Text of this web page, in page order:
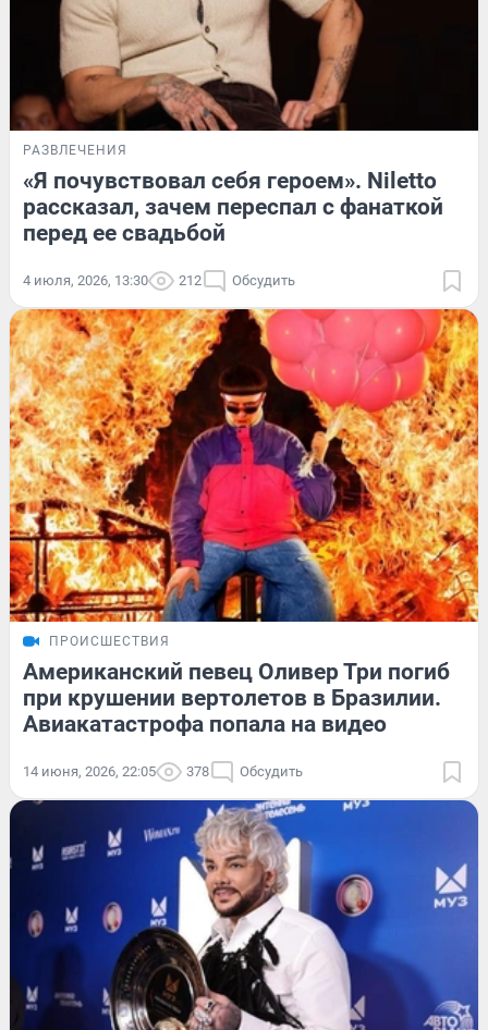
РАЗВЛЕЧЕНИЯ
«Я почувствовал себя героем». Niletto
рассказал, зачем переспал с фанаткой
перед ее свадьбой
4 июля, 2026, 13:30 212 Обсудить
ПРОИСШЕСТВИЯ
Американский певец Оливер Три погиб
при крушении вертолетов в Бразилии.
Авиакатастрофа попала на видео
14 июня, 2026, 22:05 378 Обсудить